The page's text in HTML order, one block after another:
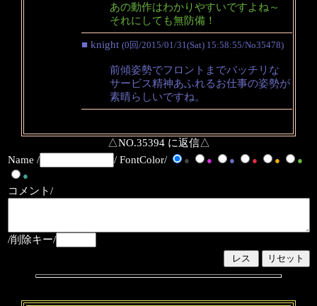
あの動作はわかりやすいですよね～
それにしても無防備！
■ knight (0回/2015/01/31(Sat) 15:58:55/No35478)
前傾姿勢でフロントまでバッチリな
サービス精神あふれるお仕事の姿勢が
素晴らしいですね。
△NO.35394 に返信△
Name /
/ FontColor/ ● ● ● ● ●
●
●
コメント/
/削除キー/